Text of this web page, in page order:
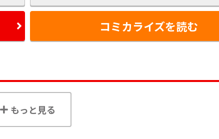
コミカライズを読む
もっと見る